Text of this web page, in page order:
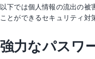
以下では個人情報の流出の被
ことができるセキュリティ対
強力なパスワ